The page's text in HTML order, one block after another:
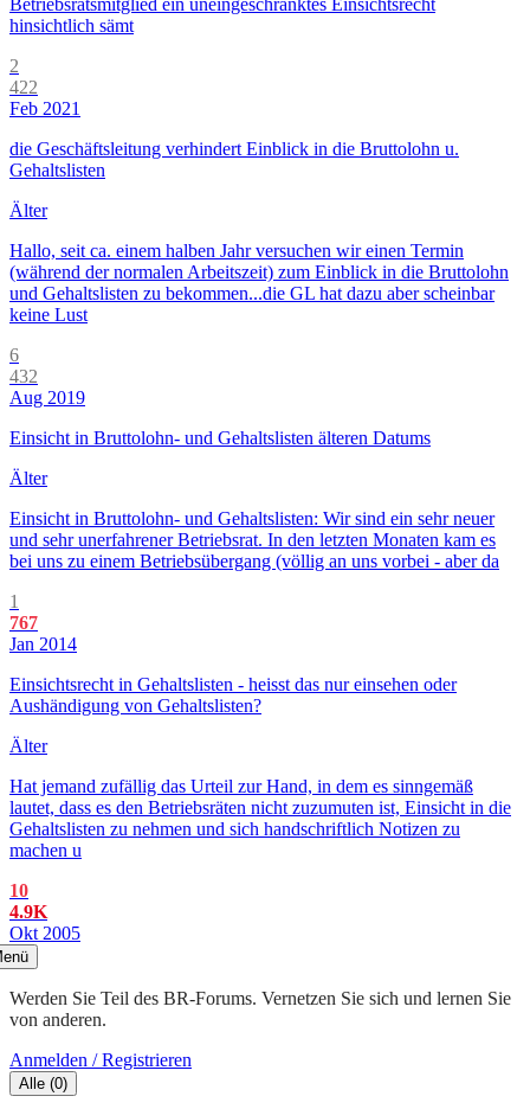
Betriebsratsmitglied ein uneingeschränktes Einsichtsrecht
hinsichtlich sämt
2
422
Feb 2021
die Geschäftsleitung verhindert Einblick in die Bruttolohn u.
Gehaltslisten
Älter
Hallo, seit ca. einem halben Jahr versuchen wir einen Termin
(während der normalen Arbeitszeit) zum Einblick in die Bruttolohn
und Gehaltslisten zu bekommen...die GL hat dazu aber scheinbar
keine Lust
6
432
Aug 2019
Einsicht in Bruttolohn- und Gehaltslisten älteren Datums
Älter
Einsicht in Bruttolohn- und Gehaltslisten: Wir sind ein sehr neuer
und sehr unerfahrener Betriebsrat. In den letzten Monaten kam es
bei uns zu einem Betriebsübergang (völlig an uns vorbei - aber da
1
767
Jan 2014
Einsichtsrecht in Gehaltslisten - heisst das nur einsehen oder
Aushändigung von Gehaltslisten?
Älter
Hat jemand zufällig das Urteil zur Hand, in dem es sinngemäß
lautet, dass es den Betriebsräten nicht zuzumuten ist, Einsicht in die
Gehaltslisten zu nehmen und sich handschriftlich Notizen zu
machen u
10
4.9K
Okt 2005
Werden Sie Teil des BR-Forums. Vernetzen Sie sich und lernen Sie
von anderen.
Anmelden / Registrieren
Alle (0)